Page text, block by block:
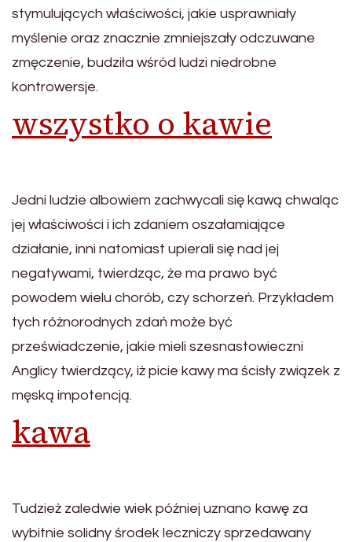
stymulujących właściwości, jakie usprawniały
myślenie oraz znacznie zmniejszały odczuwane
zmęczenie, budziła wśród ludzi niedrobne
kontrowersje.
wszystko o kawie
Jedni ludzie albowiem zachwycali się kawą chwaląc
jej właściwości i ich zdaniem oszałamiające
działanie, inni natomiast upierali się nad jej
negatywami, twierdząc, że ma prawo być
powodem wielu chorób, czy schorzeń. Przykładem
tych różnorodnych zdań może być
przeświadczenie, jakie mieli szesnastowieczni
Anglicy twierdzący, iż picie kawy ma ścisły związek z
męską impotencją.
kawa
Tudzież zaledwie wiek później uznano kawę za
wybitnie solidny środek leczniczy sprzedawany